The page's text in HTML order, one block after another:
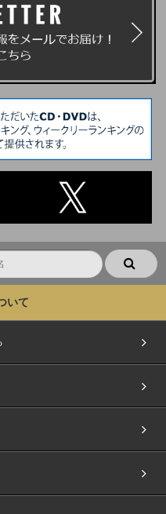
ーの参加はございません。
スケジュールを必ずご確認くださ
は、応募画面に繋がりにくい場合が
い。
由を含め、いかなる場合も上記応募
かじめご了承ください。
い。
news/2025-10-24/
news/2025-09-04-3/
いて